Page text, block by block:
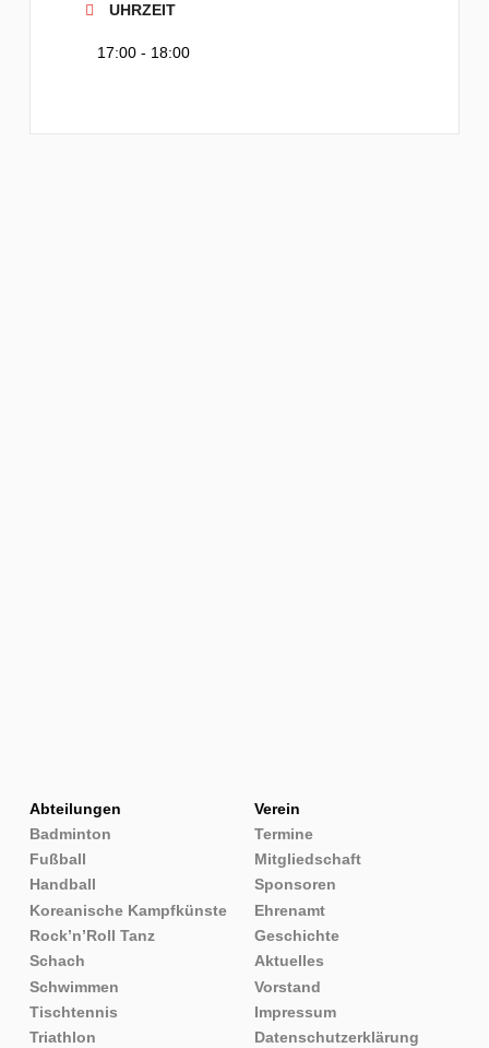
UHRZEIT
17:00 - 18:00
Abteilungen
Badminton
Fußball
Handball
Koreanische Kampfkünste
Rock’n’Roll Tanz
Schach
Schwimmen
Tischtennis
Triathlon
Verein
Termine
Mitgliedschaft
Sponsoren
Ehrenamt
Geschichte
Aktuelles
Vorstand
Impressum
Datenschutzerklärung